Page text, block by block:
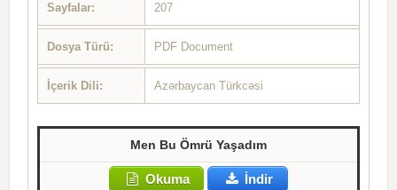
Sayfalar: 207
Dosya Türü: PDF Document
İçerik Dili: Azərbaycan Türkcəsi
Men Bu Ömrü Yaşadım
Okuma İndir